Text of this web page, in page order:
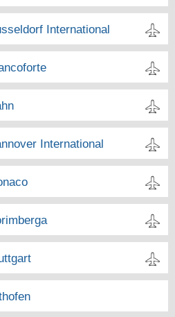
International
International